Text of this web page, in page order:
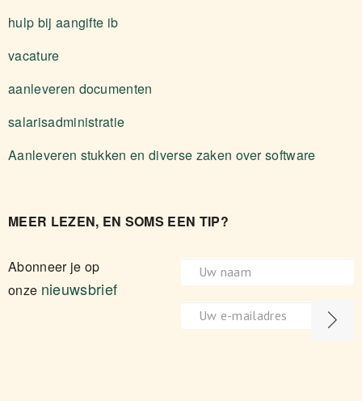
hulp bij aangifte ib
vacature
aanleveren documenten
salarisadministratie
Aanleveren stukken en diverse zaken over software
MEER LEZEN, EN SOMS EEN TIP?
Abonneer je op
onze nieuwsbrief